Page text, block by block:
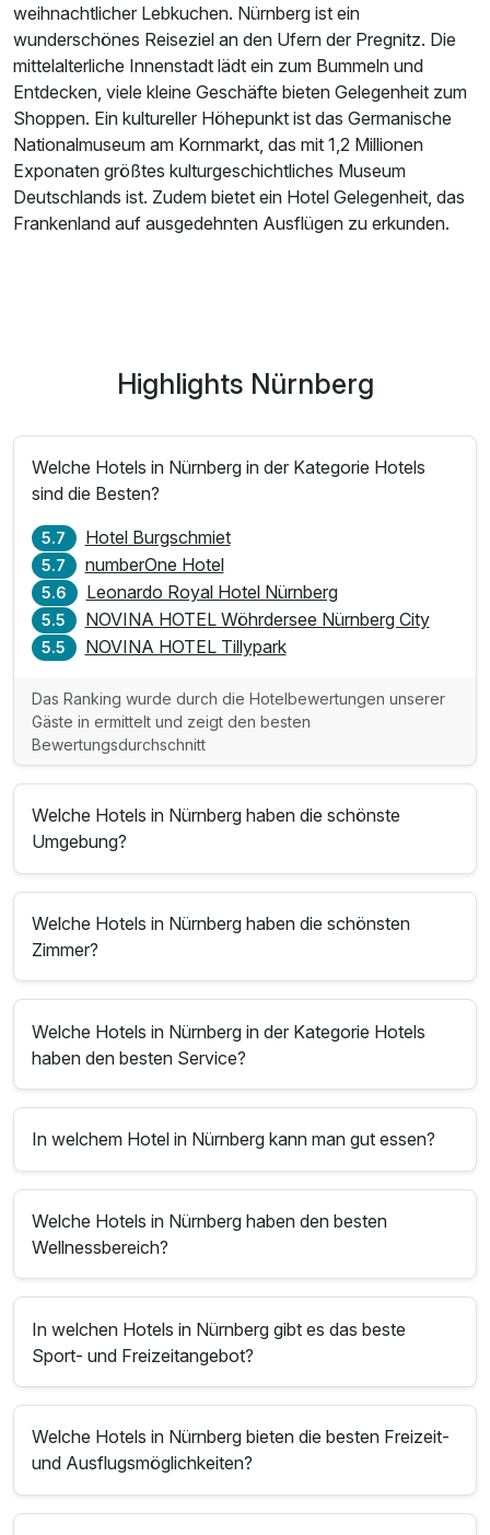
weihnachtlicher Lebkuchen. Nürnberg ist ein
wunderschönes Reiseziel an den Ufern der Pregnitz. Die
mittelalterliche Innenstadt lädt ein zum Bummeln und
Entdecken, viele kleine Geschäfte bieten Gelegenheit zum
Shoppen. Ein kultureller Höhepunkt ist das Germanische
Nationalmuseum am Kornmarkt, das mit 1,2 Millionen
Exponaten größtes kulturgeschichtliches Museum
Deutschlands ist. Zudem bietet ein Hotel Gelegenheit, das
Frankenland auf ausgedehnten Ausflügen zu erkunden.
Highlights Nürnberg
Welche Hotels in Nürnberg in der Kategorie Hotels
sind die Besten?
5.7 Hotel Burgschmiet
5.7 numberOne Hotel
5.6 Leonardo Royal Hotel Nürnberg
5.5 NOVINA HOTEL Wöhrdersee Nürnberg City
5.5 NOVINA HOTEL Tillypark
Das Ranking wurde durch die Hotelbewertungen unserer
Gäste in ermittelt und zeigt den besten
Bewertungsdurchschnitt
Welche Hotels in Nürnberg haben die schönste
Umgebung?
Welche Hotels in Nürnberg haben die schönsten
Zimmer?
Welche Hotels in Nürnberg in der Kategorie Hotels
haben den besten Service?
In welchem Hotel in Nürnberg kann man gut essen?
Welche Hotels in Nürnberg haben den besten
Wellnessbereich?
In welchen Hotels in Nürnberg gibt es das beste
Sport- und Freizeitangebot?
Welche Hotels in Nürnberg bieten die besten Freizeit-
und Ausflugsmöglichkeiten?